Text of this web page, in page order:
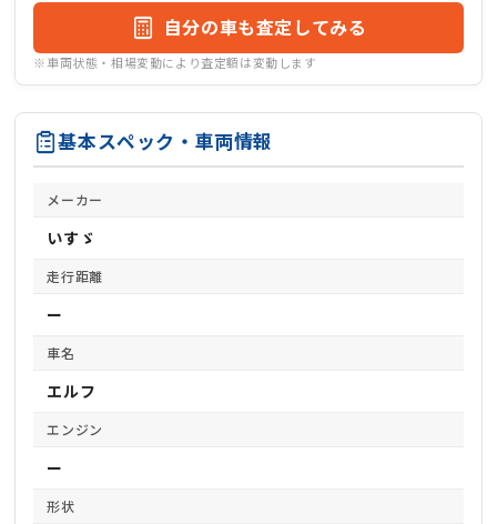
自分の車も査定してみる
※車両状態・相場変動により査定額は変動します
基本スペック・車両情報
メーカー
いすゞ
走行距離
ー
車名
エルフ
エンジン
ー
形状